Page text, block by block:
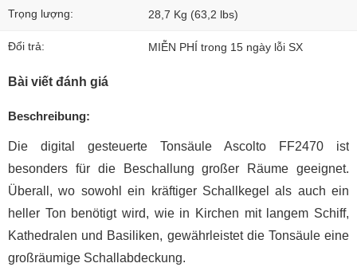
Trọng lượng: 28,7 Kg (63,2 lbs)
Đổi trả: MIỄN PHÍ trong 15 ngày lỗi SX
Bài viết đánh giá
Beschreibung:
Die digital gesteuerte Tonsäule Ascolto FF2470 ist
besonders für die Beschallung großer Räume geeignet.
Überall, wo sowohl ein kräftiger Schallkegel als auch ein
heller Ton benötigt wird, wie in Kirchen mit langem Schiff,
Kathedralen und Basiliken, gewährleistet die Tonsäule eine
großräumige Schallabdeckung.